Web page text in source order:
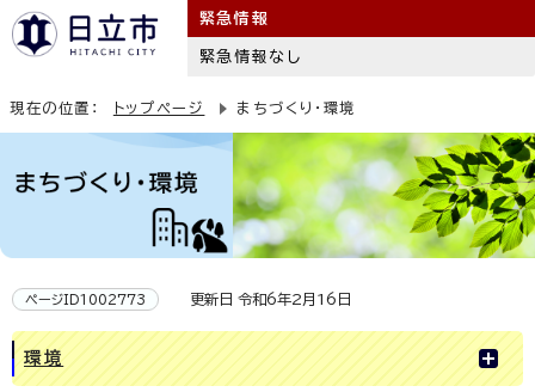
緊急情報
緊急情報なし
現在の位置： トップページ まちづくり・環境
ページID1002773 更新日 令和6年2月16日
環境